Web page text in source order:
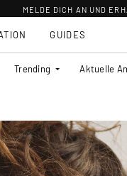
MELDE DICH AN UND
Trending Aktuelle
GUIDES